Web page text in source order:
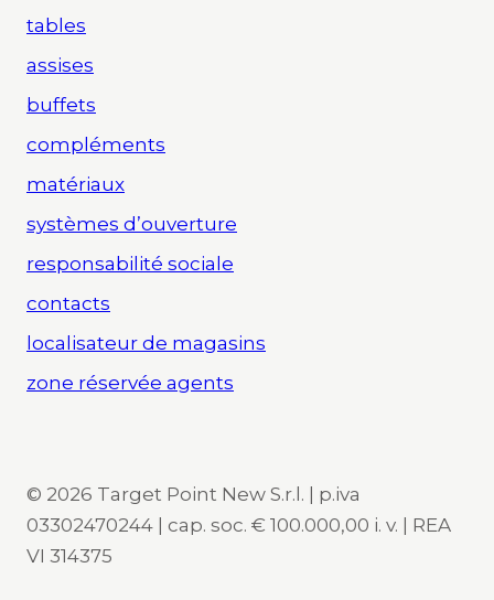
tables
assises
buffets
compléments
matériaux
systèmes d’ouverture
responsabilité sociale
contacts
localisateur de magasins
zone réservée agents
© 2026 Target Point New S.r.l. | p.iva
03302470244 | cap. soc. € 100.000,00 i. v. | REA
VI 314375